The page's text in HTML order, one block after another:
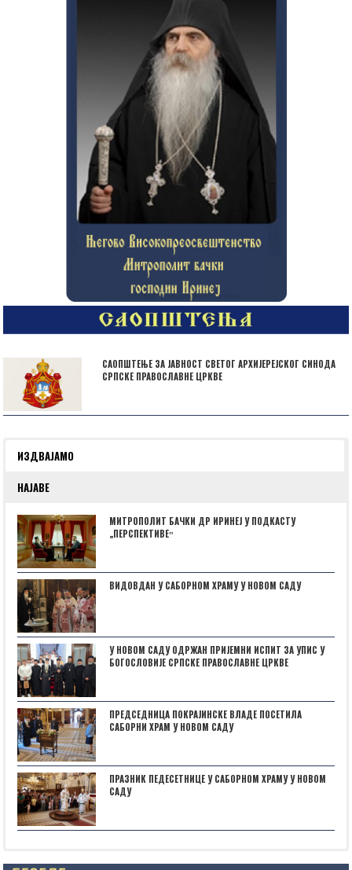
САОПШТЕЊЕ ЗА ЈАВНОСТ СВЕТОГ АРХИЈЕРЕЈСКОГ СИНОДА
СРПСКЕ ПРАВОСЛАВНЕ ЦРКВЕ
ИЗДВАЈАМО
НАЈАВЕ
МИТРОПОЛИТ БАЧКИ ДР ИРИНЕЈ У ПОДКАСТУ
„ПЕРСПЕКТИВЕˮ
ВИДОВДАН У САБОРНОМ ХРАМУ У НОВОМ САДУ
У НОВОМ САДУ ОДРЖАН ПРИЈЕМНИ ИСПИТ ЗА УПИС У
БОГОСЛОВИЈЕ СРПСКЕ ПРАВОСЛАВНЕ ЦРКВЕ
ПРЕДСЕДНИЦА ПОКРАЈИНСКЕ ВЛАДЕ ПОСЕТИЛА
САБОРНИ ХРАМ У НОВОМ САДУ
ПРАЗНИК ПЕДЕСЕТНИЦЕ У САБОРНОМ ХРАМУ У НОВОМ
САДУ
Posts not found